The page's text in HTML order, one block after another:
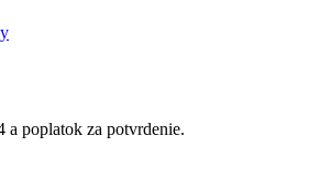
a poplatok za potvrdenie.